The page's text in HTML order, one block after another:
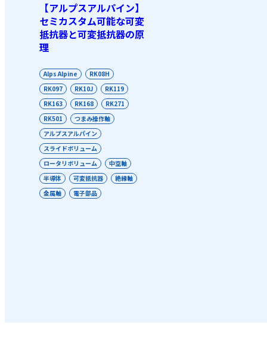
【アルプスアルパイン】
セミカスタム可能な可変
抵抗器と可変抵抗器の原
理
Alps Alpine
RK08H
RK097
RK10J
RK119
RK163
RK168
RK271
RK501
つまみ操作軸
アルプスアルパイン
スライドボリューム
ロータリボリューム
中空軸
半導体
可変抵抗器
絶縁軸
金属軸
電子部品